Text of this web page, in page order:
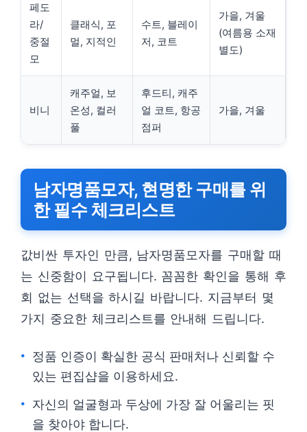
페도
라/
중절
모
클래식, 포
멀, 지적인
수트, 블레이
저, 코트
가을, 겨울
(여름용 소재
별도)
비니
캐주얼, 보
온성, 컬러
풀
후드티, 캐주
얼 코트, 항공
점퍼
가을, 겨울
남자명품모자, 현명한 구매를 위
한 필수 체크리스트
값비싼 투자인 만큼, 남자명품모자를 구매할 때
는 신중함이 요구됩니다. 꼼꼼한 확인을 통해 후
회 없는 선택을 하시길 바랍니다. 지금부터 몇
가지 중요한 체크리스트를 안내해 드립니다.
정품 인증이 확실한 공식 판매처나 신뢰할 수
있는 편집샵을 이용하세요.
자신의 얼굴형과 두상에 가장 잘 어울리는 핏
을 찾아야 합니다.